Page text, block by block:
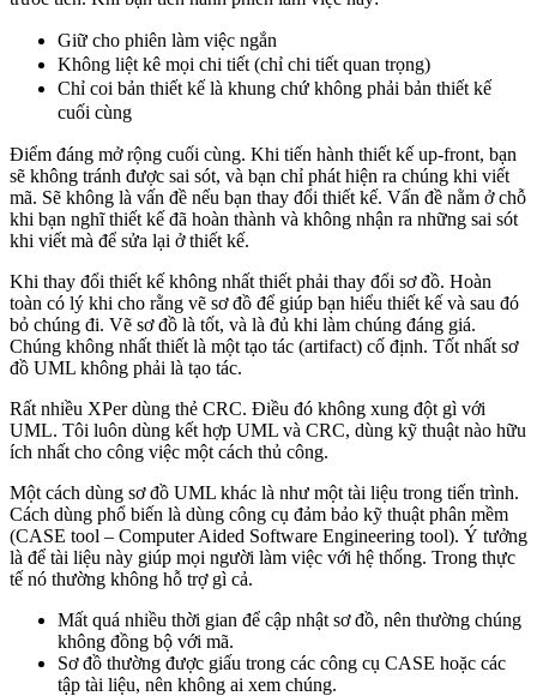
Giữ cho phiên làm việc ngắn
Không liệt kê mọi chi tiết (chỉ chi tiết quan trọng)
Chỉ coi bản thiết kế là khung chứ không phải bản thiết kế
cuối cùng
Điểm đáng mở rộng cuối cùng. Khi tiến hành thiết kế up-front, bạn
sẽ không tránh được sai sót, và bạn chỉ phát hiện ra chúng khi viết
mã. Sẽ không là vấn đề nếu bạn thay đổi thiết kế. Vấn đề nằm ở chỗ
khi bạn nghĩ thiết kế đã hoàn thành và không nhận ra những sai sót
khi viết mà để sửa lại ở thiết kế.
Khi thay đổi thiết kế không nhất thiết phải thay đổi sơ đồ. Hoàn
toàn có lý khi cho rằng vẽ sơ đồ để giúp bạn hiểu thiết kế và sau đó
bỏ chúng đi. Vẽ sơ đồ là tốt, và là đủ khi làm chúng đáng giá.
Chúng không nhất thiết là một tạo tác (artifact) cố định. Tốt nhất sơ
đồ UML không phải là tạo tác.
Rất nhiều XPer dùng thẻ CRC. Điều đó không xung đột gì với
UML. Tôi luôn dùng kết hợp UML và CRC, dùng kỹ thuật nào hữu
ích nhất cho công việc một cách thủ công.
Một cách dùng sơ đồ UML khác là như một tài liệu trong tiến trình.
Cách dùng phổ biến là dùng công cụ đảm bảo kỹ thuật phân mềm
(CASE tool – Computer Aided Software Engineering tool). Ý tưởng
là để tài liệu này giúp mọi người làm việc với hệ thống. Trong thực
tế nó thường không hỗ trợ gì cả.
Mất quá nhiều thời gian để cập nhật sơ đồ, nên thường chúng
không đồng bộ với mã.
Sơ đồ thường được giấu trong các công cụ CASE hoặc các
tập tài liệu, nên không ai xem chúng.